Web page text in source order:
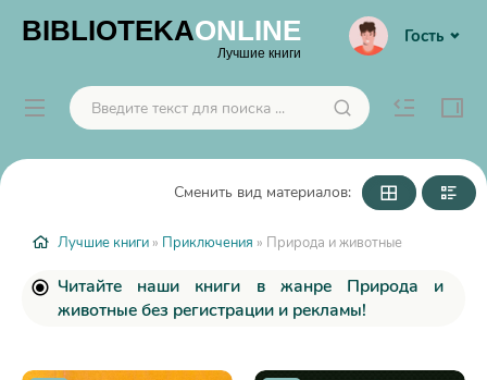
BIBLIOTEKAONLINE
Лучшие книги
Гость
Сменить вид материалов:
Лучшие книги » Приключения » Природа и животные
Читайте наши книги в жанре Природа и
животные без регистрации и рекламы!